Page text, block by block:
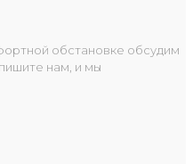
обстановке обсудим
нам, и мы